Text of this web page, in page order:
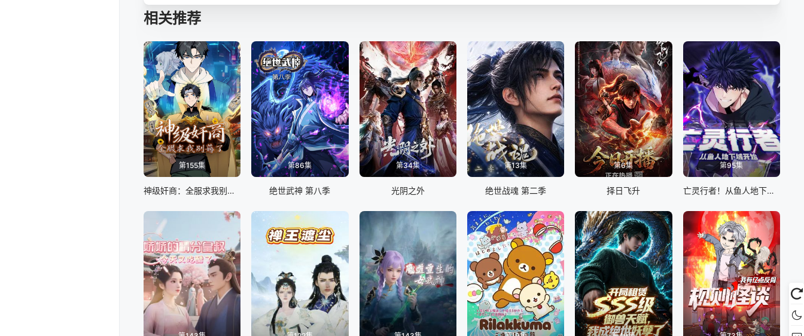
相关推荐
第155集
神级奸商：全服求我别薅了 动态漫画
第86集
绝世武神 第八季
第34集
光阴之外
第13集
绝世战魂 第二季
第6集
择日飞升
第95集
亡灵行者！从鱼人地下城开始 动态漫画